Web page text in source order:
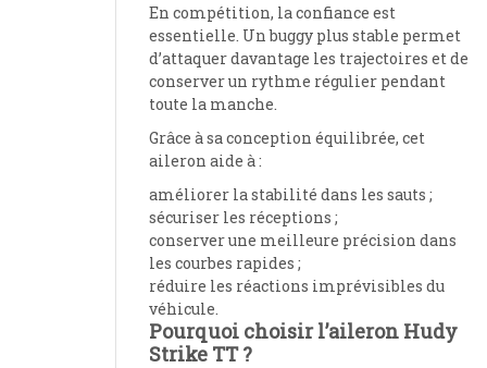
En compétition, la confiance est
essentielle. Un buggy plus stable permet
d’attaquer davantage les trajectoires et de
conserver un rythme régulier pendant
toute la manche.
Grâce à sa conception équilibrée, cet
aileron aide à :
améliorer la stabilité dans les sauts ;
sécuriser les réceptions ;
conserver une meilleure précision dans
les courbes rapides ;
réduire les réactions imprévisibles du
véhicule.
Pourquoi choisir l’aileron Hudy
Strike TT ?